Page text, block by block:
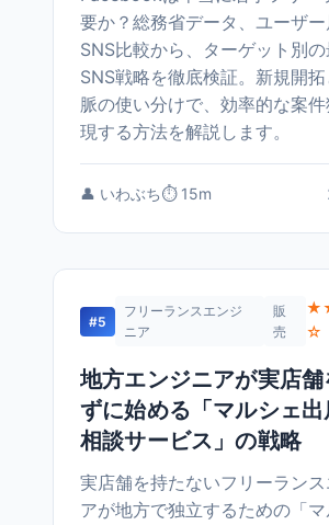
要か？総務省データ、ユーザ
SNS比較から、ターゲット別
SNS戦略を徹底検証。新規開拓
脈の使い分けで、効率的な案
現する方法を解説します。
👤 いわぶち⏱️ 15m
#5
フリーランスエンジ
ニア
販
売
☆
地方エンジニアが実店舗
ずに始める「マルシェ
相談サービス」の戦略
実店舗を持たないフリーラン
アが地方で独立するための「